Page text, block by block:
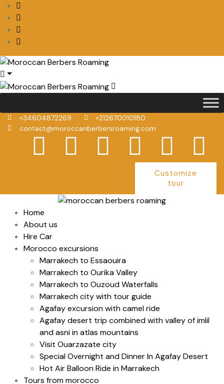
+34604872269
+212670010180
contact@moroccanberbersroaming.com
Customize
tour
Home
About us
Hire Car
Morocco excursions
Marrakech to Essaouira
Marrakech to Ourika Valley
Marrakech to Ouzoud Waterfalls
Marrakech city with tour guide
Agafay excursion with camel ride
Agafay desert trip combined with valley of imlil
and asni in atlas mountains
Visit Ouarzazate city
Special Overnight and Dinner In Agafay Desert
Hot Air Balloon Ride in Marrakech
Tours from morocco